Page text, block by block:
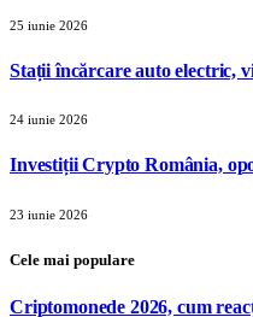
25 iunie 2026
Stații încărcare auto electric,
24 iunie 2026
Investiții Crypto România,
23 iunie 2026
Cele mai populare
Criptomonede 2026, cum